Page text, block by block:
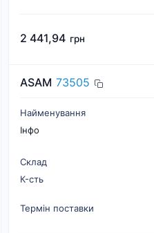
2 441,94 грн
ASAM 73505
Найменування
Інфо
Склад
К-cть
Термін поставки